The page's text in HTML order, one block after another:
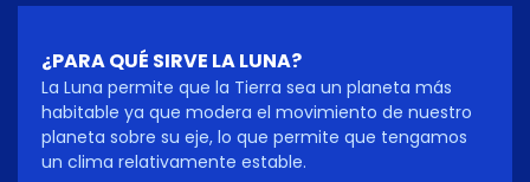
¿PARA QUÉ SIRVE LA LUNA?
La Luna permite que la Tierra sea un planeta más
habitable ya que modera el movimiento de nuestro
planeta sobre su eje, lo que permite que tengamos
un clima relativamente estable.